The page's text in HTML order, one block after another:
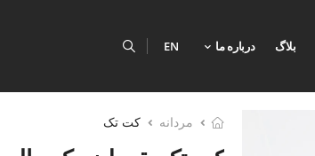
بلاگ درباره ما EN
مردانه کت تک